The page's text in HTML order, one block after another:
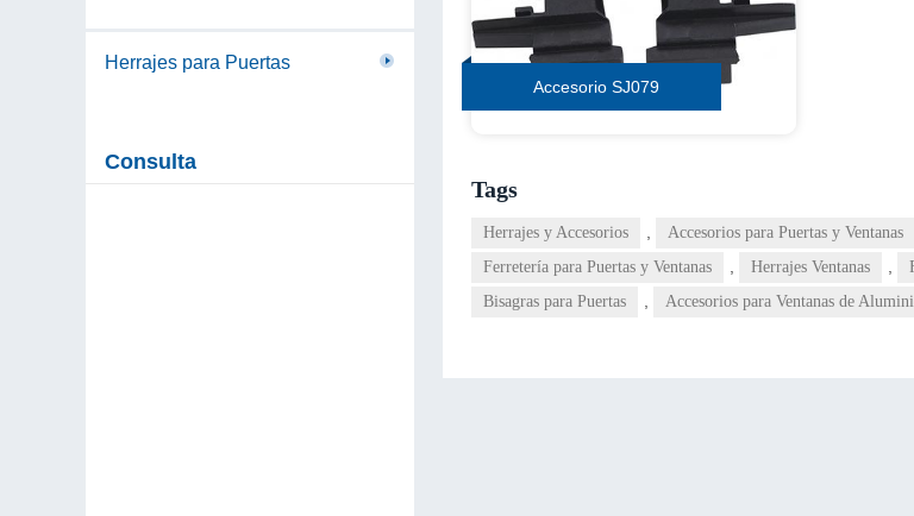
Accesorio SJ079
Tags
Herrajes y Accesorios Accesorios para Puertas y Ventanas
Ferretería para Puertas y Ventanas Herrajes Ventanas
Bisagras para Puertas Accesorios para Ventanas de
Herrajes para Puertas
Consulta